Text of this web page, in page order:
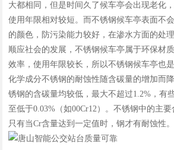
大都相同，但是时间久了候车亭会出现老化
使用年限相对较短。而不锈钢候车亭表面不
的颜色，防污染能力较好，在渗水方面的处
顺应社会的发展，不锈钢候车亭属于环保材
效率，使用年限较长，所以不锈钢候车亭也
化学成分不锈钢的耐蚀性随含碳量的增加而
锈钢的含碳量均较低，最大不超过1.2%，有
至低于0.03%（如00Cr12）。不锈钢中的主要
只有当Cr含量达到一定值时，钢才有耐蚀性。